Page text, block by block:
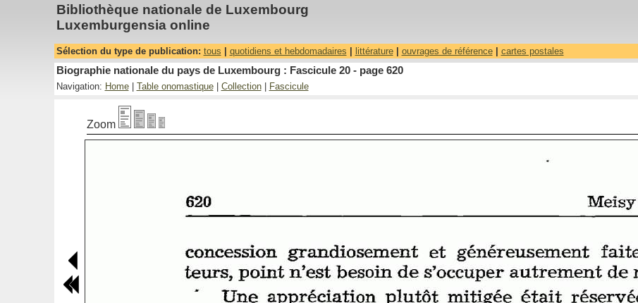
Bibliothèque nationale de Luxembourg
Luxemburgensia online
Sélection du type de publication: tous quotidiens et hebdomadaires littérature| ouvrages de référence| cartes postales
Biographie nationale du pays de Luxembourg : Fascicule 20 - page 620
Navigation: Home| Table onomastique| Collection| Fascicule
Zoom